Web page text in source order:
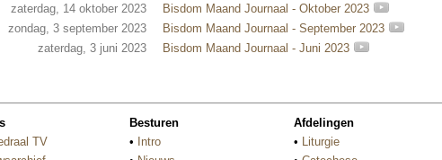
zaterdag, 14 oktober 2023
Bisdom Maand Journaal - Oktober 2023
zondag, 3 september 2023
Bisdom Maand Journaal - September 2023
zaterdag, 3 juni 2023
Bisdom Maand Journaal - Juni 2023
TV
Besturen
• Intro
Afdelingen
• Liturgie